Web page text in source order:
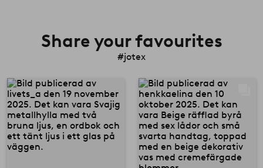
Share your favourites
#jotex